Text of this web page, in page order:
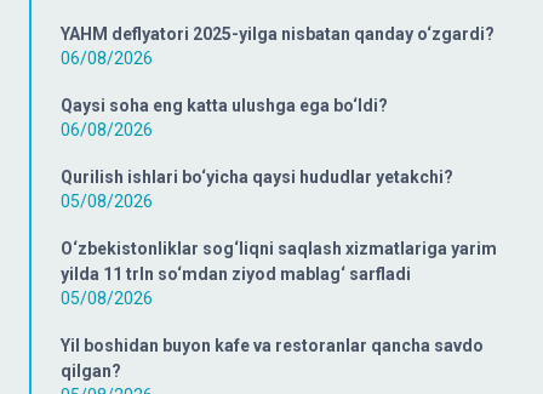
YAHM deflyatori 2025-yilga nisbatan qanday o‘zgardi?
06/08/2026
Qaysi soha eng katta ulushga ega bo‘ldi?
06/08/2026
Qurilish ishlari bo‘yicha qaysi hududlar yetakchi?
05/08/2026
O‘zbekistonliklar sog‘liqni saqlash xizmatlariga yarim
yilda 11 trln so‘mdan ziyod mablag‘ sarfladi
05/08/2026
Yil boshidan buyon kafe va restoranlar qancha savdo
qilgan?